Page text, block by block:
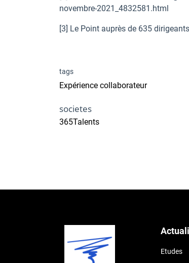
novembre-2021_4832581.html
[3] Le Point auprès de 635
tags
Expérience collaborateur
societes
365Talents
Etudes